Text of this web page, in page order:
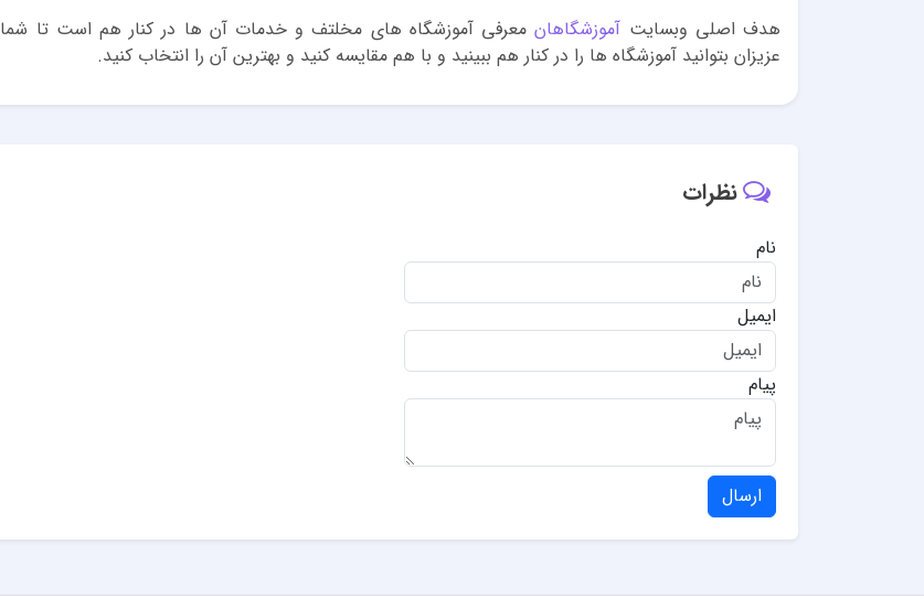
هدف اصلی وبسایت آموزشگاهانمعرفی آموزشگاه های مخلتف و خدمات آن ها در کنار هم است تا شما
عزیزان بتوانید آموزشگاه ها را در کنار هم ببینید و با هم مقایسه کنید و بهترین آن را انتخاب کنید.
نظرات
نام
ایمیل
پیام
ارسال